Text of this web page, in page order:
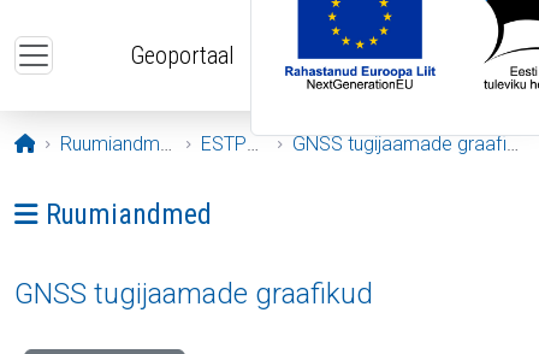
Geoportaal
Avaleht
Ruumiandmed ESTPOS GNSS tugijaamade graafikud
Ava menüü: Ruumiandmed
Ruumiandmed
GNSS tugijaamade graafikud